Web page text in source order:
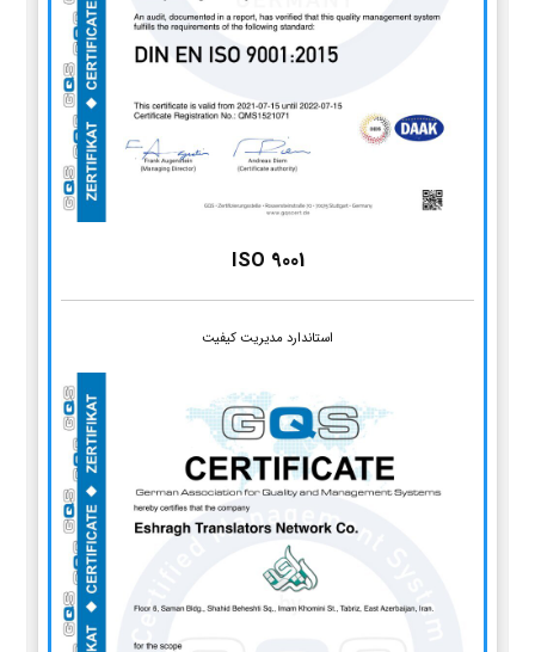
ISO 9001
استاندارد مدیریت کیفیت